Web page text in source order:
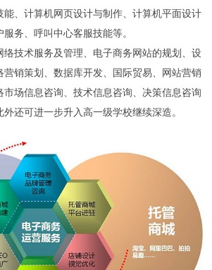
能、计算机网页设计与制作、计算机平面设计
务、呼叫中心客服技能等。
络技术服务及管理、电子商务网站的规划、设
营销策划、数据库开发、国际贸易、网站营销
市场信息咨询、技术信息咨询、决策信息咨询
还可进一步升入高一级学校继续深造。